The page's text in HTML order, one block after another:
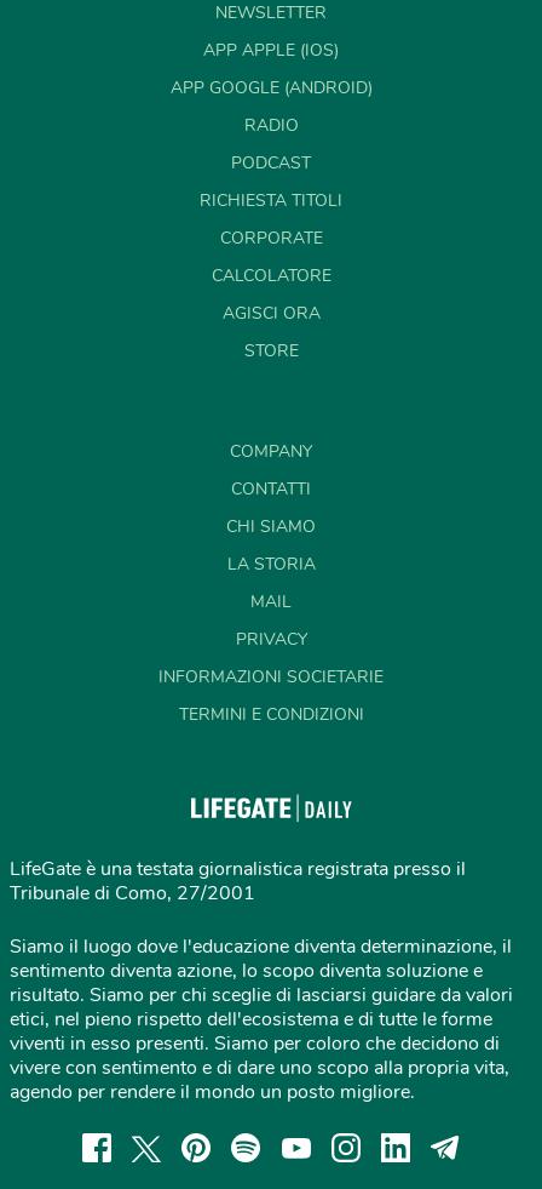
NEWSLETTER
APP APPLE (IOS)
APP GOOGLE (ANDROID)
RADIO
PODCAST
RICHIESTA TITOLI
CORPORATE
CALCOLATORE
AGISCI ORA
STORE
COMPANY
CONTATTI
CHI SIAMO
LA STORIA
MAIL
PRIVACY
INFORMAZIONI SOCIETARIE
TERMINI E CONDIZIONI
LifeGate è una testata giornalistica registrata presso il
Tribunale di Como, 27/2001
Siamo il luogo dove l'educazione diventa determinazione, il
sentimento diventa azione, lo scopo diventa soluzione e
risultato. Siamo per chi sceglie di lasciarsi guidare da valori
etici, nel pieno rispetto dell'ecosistema e di tutte le forme
viventi in esso presenti. Siamo per coloro che decidono di
vivere con sentimento e di dare uno scopo alla propria vita,
agendo per rendere il mondo un posto migliore.